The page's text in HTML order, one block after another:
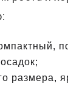
размера,